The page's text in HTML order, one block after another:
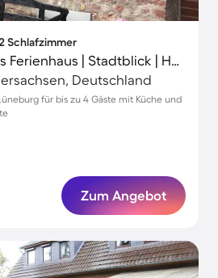
Schlafzimmer
Voll ausgestattetes Ferienhaus | Stadtblick | Haustiere sind willkommen
Deutschland
für bis zu 4 Gäste mit Küche und
Zum Angebot